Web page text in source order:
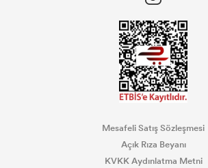
Mesafeli Satış Sözleşmesi
Açık Rıza Beyanı
KVKK Aydınlatma Metni